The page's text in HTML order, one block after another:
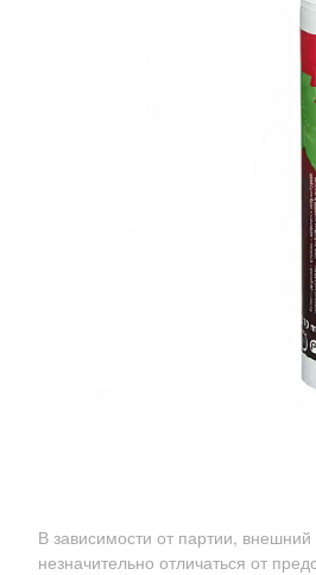
В зависимости от партии,
незначительно отличаться от